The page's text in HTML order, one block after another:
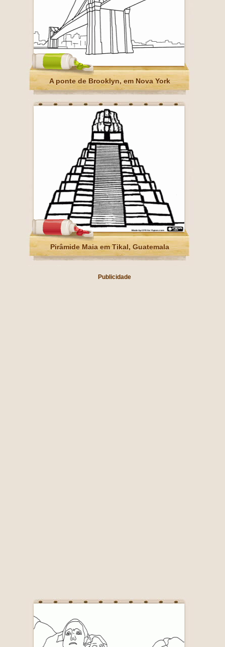
A ponte de Brooklyn, em Nova York
Pirâmide Maia em Tikal, Guatemala
Publicidade